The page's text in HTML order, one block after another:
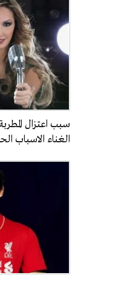
سبب اعتزال
الغناء الاسباب